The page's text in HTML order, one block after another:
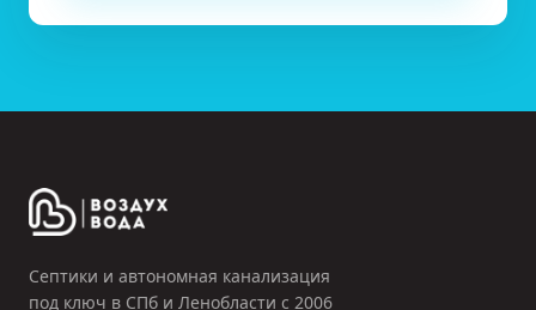
Септики и автономная канализация
под ключ в СПб и Ленобласти с 2006